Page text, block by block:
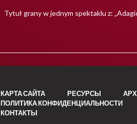
Tytuł grany w jednym spektaklu z:
КАРТА САЙТА РЕСУРСЫ
ПОЛИТИКА КОНФИДЕНЦИАЛЬНОСТИ
КОНТАКТЫ